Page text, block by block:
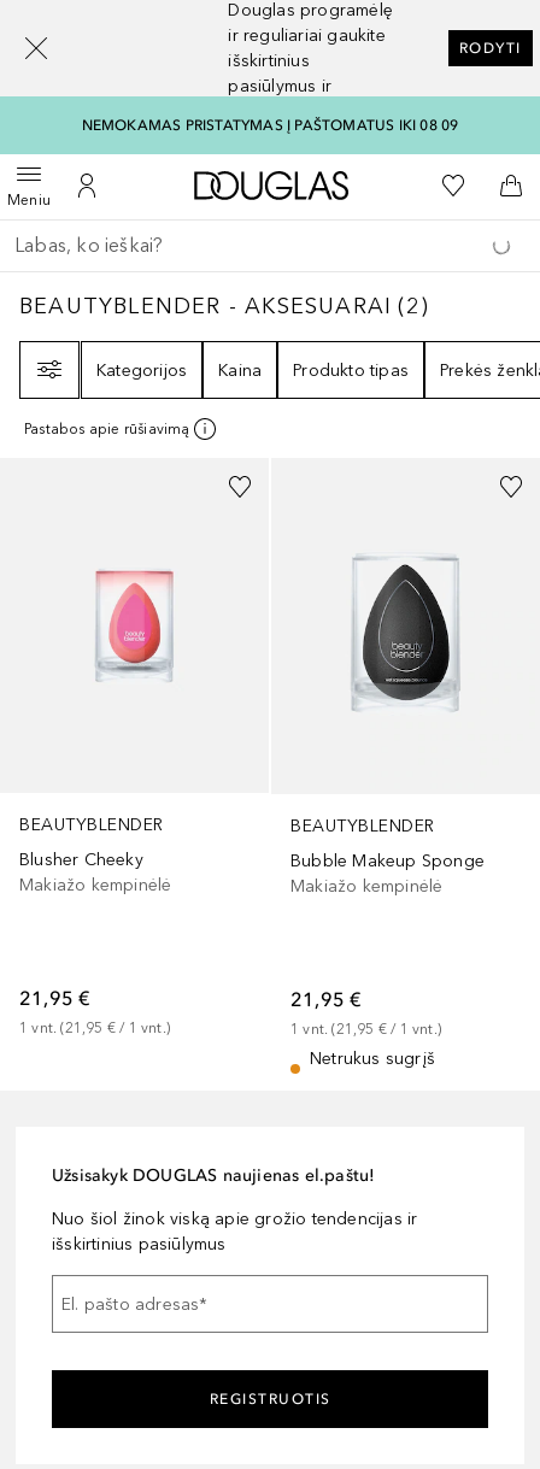
Douglas programėlę
ir reguliariai gaukite
išskirtinius
pasiūlymus ir
RODYTI
NEMOKAMAS PRISTATYMAS Į PAŠTOMATUS IKI 08 09
MeniuAtidaryti meniuĮ mano paskyrą
Į Douglas pagrindinį
Į mano
Į
Grįžk atgal
Vykdykite paiešką
BEAUTYBLENDER - AKSESUARAI2
BEAUTYBLENDER - AKSESUARAI (2)
Kategorijos
Kaina Produkto tipas Prekės
Pastabos apie rūšiavimą
BEAUTYBLENDER
Blusher Cheeky
Makiažo kempinėlė
21,95 €
1 vnt. (21,95 € / 1 vnt.)
BEAUTYBLENDER
Bubble Makeup Sponge
Makiažo kempinėlė
21,95 €
1 vnt. (21,95 € / 1 vnt.)
Netrukus sugrįš
Užsisakyk DOUGLAS naujienas el.paštu!
Nuo šiol žinok viską apie grožio tendencijas ir
išskirtinius pasiūlymus
El. pašto adresas*
REGISTRUOTIS
[navigation.slideout.screenreader]